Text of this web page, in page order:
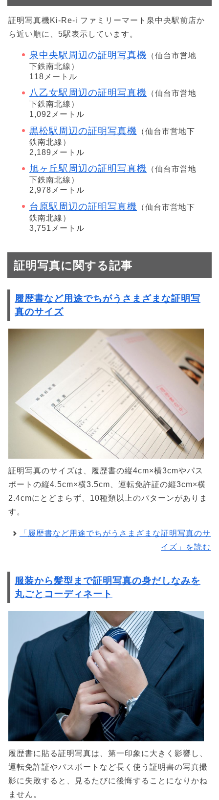
証明写真機Ki-Re-i ファミリーマート泉中央駅前店か
ら近い順に、5駅表示しています。
泉中央駅周辺の証明写真機
（仙台市営地
下鉄南北線）
118メートル
八乙女駅周辺の証明写真機
（仙台市営地
下鉄南北線）
1,092メートル
黒松駅周辺の証明写真機
（仙台市営地下
鉄南北線）
2,189メートル
旭ヶ丘駅周辺の証明写真機
（仙台市営地
下鉄南北線）
2,978メートル
台原駅周辺の証明写真機
（仙台市営地下
鉄南北線）
3,751メートル
証明写真に関する記事
履歴書など用途でちがうさまざまな証明写
真のサイズ
証明写真のサイズは、履歴書の縦4cm×横3cmやパス
ポートの縦4.5cm×横3.5cm、運転免許証の縦3cm×横
2.4cmにとどまらず、10種類以上のパターンがありま
す。
「履歴書など用途でちがうさまざまな証明写真のサ
イズ」を読む
服装から髪型まで証明写真の身だしなみを
丸ごとコーディネート
履歴書に貼る証明写真は、第一印象に大きく影響し、
運転免許証やパスポートなど長く使う証明書の写真撮
影に失敗すると、見るたびに後悔することになりかね
ません。